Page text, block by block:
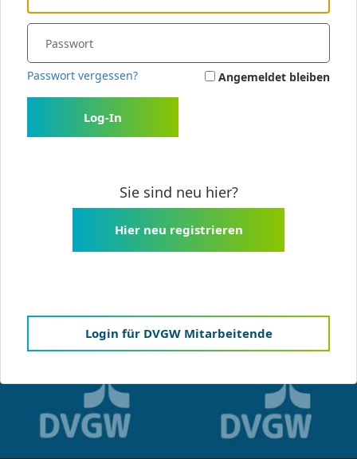
Passwort vergessen? Angemeldet bleiben
Log-In
Sie sind neu hier?
Hier neu registrieren
Login für DVGW Mitarbeitende